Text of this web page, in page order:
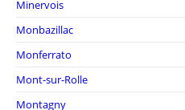
Minervois
Monbazillac
Monferrato
Mont-sur-Rolle
Montagny